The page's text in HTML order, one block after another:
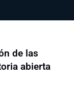
de las
abierta